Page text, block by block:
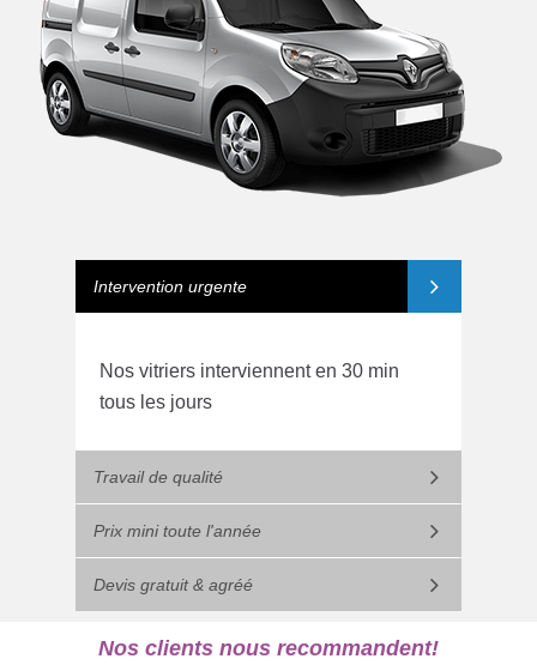
Intervention urgente
Nos vitriers interviennent en 30 min
tous les jours
Travail de qualité
Prix mini toute l'année
Devis gratuit & agréé
Nos clients nous recommandent!